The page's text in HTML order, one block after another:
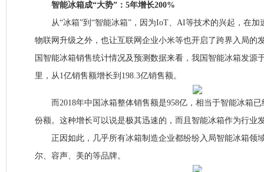
智能冰箱成“大势”：5年增长200%
从“冰箱”到“智能冰箱”，因为IoT、AI等技术的兴起，在加
物联网升级之外，也让互联网企业小米等也开启了跨界入局的
国智能冰箱销售统计情况及预测数据来看，我国智能冰箱发源
里，从1亿销售额增长到198.3亿销售额。
而2018年中国冰箱整体销售额是958亿，相当于智能冰箱已
份额。这种增长可以说是极其迅速的，而且智能冰箱作为行业
正因如此，几乎所有冰箱制造企业都纷纷入局智能冰箱领
尔、容声、美的等品牌。